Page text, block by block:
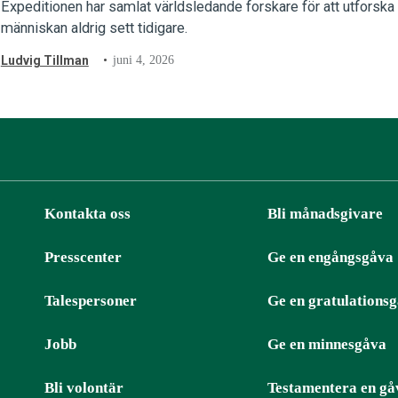
Expeditionen har samlat världsledande forskare för att
människan aldrig sett tidigare.
Ludvig Tillman juni 4, 2026
Kontakta oss
Presscenter
Talespersoner
Jobb
Bli volontär
Bli månadsgivare
Ge en engångsgåva
Ge en
Ge en minnesgåva
Testamentera en